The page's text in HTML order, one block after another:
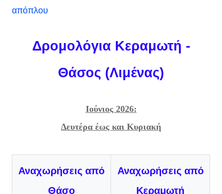
απόπλου
Δρομολόγια Κεραμωτή -
Θάσος (Λιμένας)
Ιούνιος 2026:
Δευτέρα έως και Κυριακή
Αναχωρήσεις από
Θάσο
Αναχωρήσεις από
Κεραμωτή